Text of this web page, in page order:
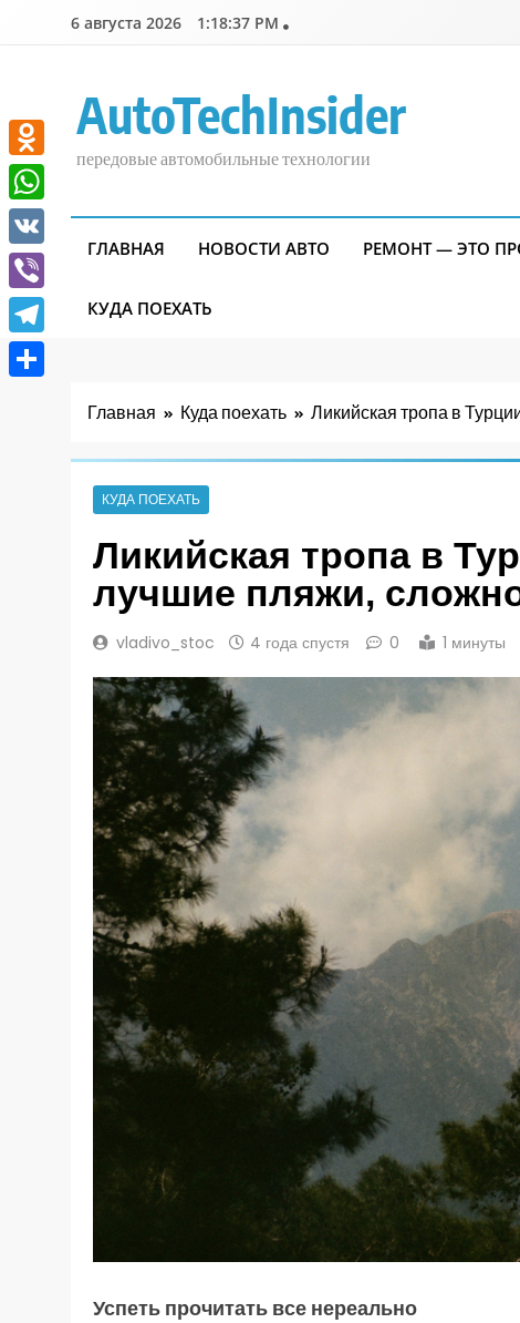
6 августа 2026 1:18:39 PM
AutoTechInsider
передовые автомобильные технологии
ГЛАВНАЯ НОВОСТИ АВТО РЕМОНТ — ЭТО
КУДА ПОЕХАТЬ
Главная Куда поехать Ликийская тропа в
КУДА ПОЕХАТЬ
Ликийская тропа в
лучшие пляжи,
vladivo_stoc 4 года спустя 0 1 минуты
Успеть прочитать все нереально
Odnoklassniki
WhatsApp
VK
Viber
Telegram